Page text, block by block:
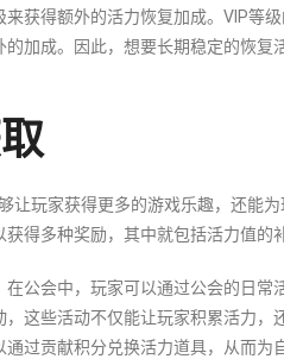
获得额外的活力恢复加成。VIP等
加成。因此，想要长期稳定的恢复
让玩家获得更多的游戏乐趣，还能
得多种奖励，其中就包括活力值的
公会中，玩家可以通过公会的日常
这些活动不仅能让玩家积累活力，
过贡献积分兑换活力道具，从而为